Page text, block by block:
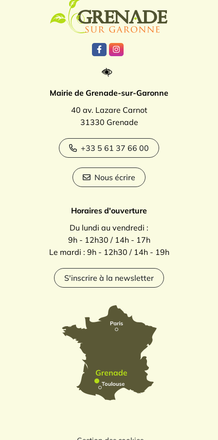
Lien vers le compte Facebook
Lien vers le compte
Mairie de Grenade-sur-Garonne
40 av. Lazare Carnot
31330 Grenade
+33 5 61 37 66 00
Nous écrire
Horaires d'ouverture
Du lundi au vendredi :
9h - 12h30 / 14h - 17h
Le mardi : 9h - 12h30 / 14h - 19h
S'inscrire à la newsletter